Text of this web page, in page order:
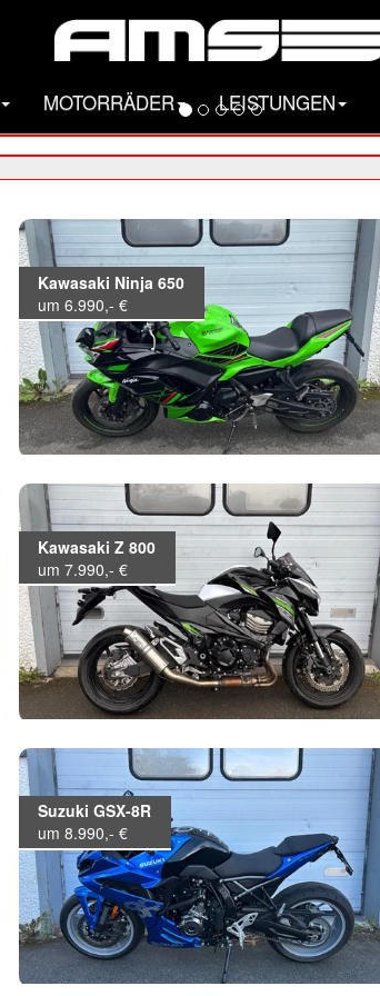
MOTORRÄDER LEISTUNGEN
Kawasaki Ninja 650
um 6.990,- €
Kawasaki Z 800
um 7.990,- €
Suzuki GSX-8R
um 8.990,- €